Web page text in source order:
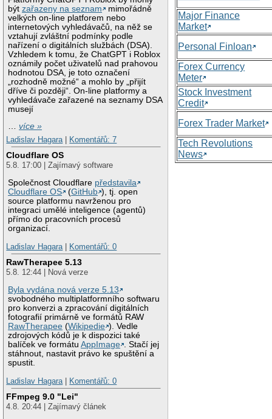
býtzařazeny na seznam
mimořádně
velkých on-line platforem nebo
internetových vyhledávačů, na něž se
vztahují zvláštní podmínky podle
nařízení o digitálních službách (DSA).
Vzhledem k tomu, že ChatGPT i Roblox
oznámily počet uživatelů nad prahovou
hodnotou DSA, je toto označení
„rozhodně možné“ a mohlo by „přijít
dříve či později“. On-line platformy a
vyhledávače zařazené na seznamy DSA
musejí
…více »
Ladislav Hagara
Komentářů: 7
Cloudflare OS
5.8. 17:00 | Zajímavý software
Společnost Cloudflare představila
Cloudflare OS
(GitHub ), tj. open
source platformu navrženou pro
integraci umělé inteligence (agentů)
přímo do pracovních procesů
organizací.
Ladislav Hagara
Komentářů: 0
RawTherapee 5.13
5.8. 12:44 | Nová verze
Byla vydána nová verze 5.13
svobodného multiplatformního softwaru
pro konverzi a zpracování digitálních
fotografií primárně ve formátů RAW
RawTherapee (Wikipedie ). Vedle
zdrojových kódů je k dispozici také
balíček ve formátuAppImage . Stačí jej
stáhnout, nastavit právo ke spuštění a
spustit.
Ladislav Hagara
Komentářů: 0
FFmpeg 9.0 "Lei"
4.8. 20:44 | Zajímavý článek
Major Finance
Market
Personal Finloan
Forex Currency
Meter
Stock Investment
Credit
Forex Trader Market
Tech Revolutions
News